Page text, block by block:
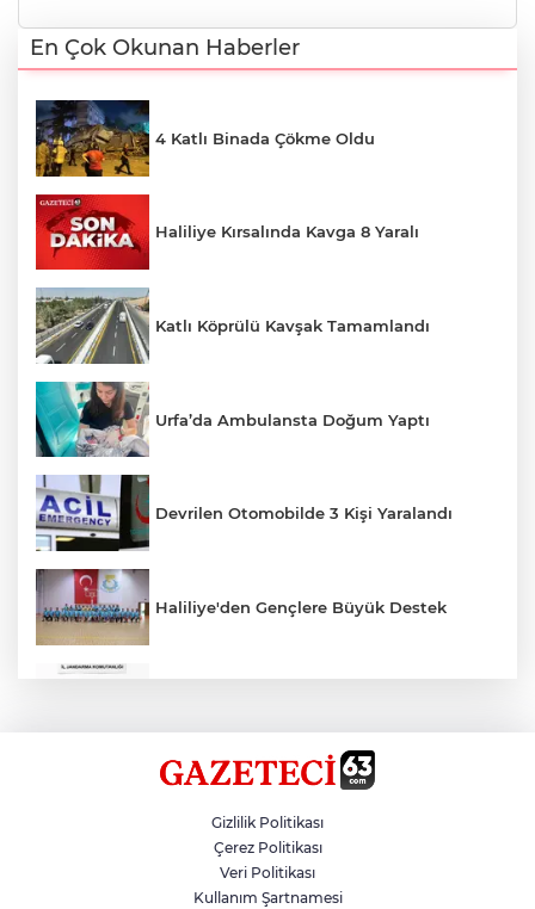
En Çok Okunan Haberler
4 Katlı Binada Çökme Oldu
Haliliye Kırsalında Kavga 8 Yaralı
Katlı Köprülü Kavşak Tamamlandı
Urfa’da Ambulansta Doğum Yaptı
Devrilen Otomobilde 3 Kişi Yaralandı
Haliliye'den Gençlere Büyük Destek
Hikmet Başak’tan Ulaşım Çalışması
Atatürk Bulvarında Asfalt Yenileniyor
Gizlilik Politikası
Çerez Politikası
Veri Politikası
Kullanım Şartnamesi